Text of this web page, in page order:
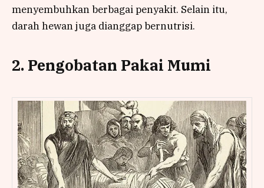
menyembuhkan berbagai penyakit. Selain itu,
darah hewan juga dianggap bernutrisi.
2. Pengobatan Pakai Mumi